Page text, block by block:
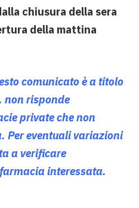
chiusura della sera
della mattina
comunicato è a titolo
non risponde
private che non
Per eventuali variazioni
a verificare
interessata.